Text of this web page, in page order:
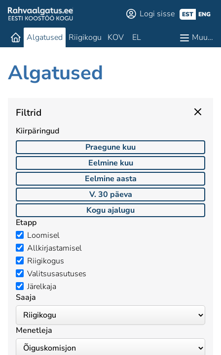
Logi sisse EST ENG
Algatused Riigikogu KOV EL Muu…
Algatused
Filtrid
Kiirpäringud
Praegune kuu
Eelmine kuu
Eelmine aasta
V. 30 päeva
Kogu ajalugu
Etapp
Loomisel
Allkirjastamisel
Riigikogus
Valitsusasutuses
Järelkaja
Saaja
Menetleja